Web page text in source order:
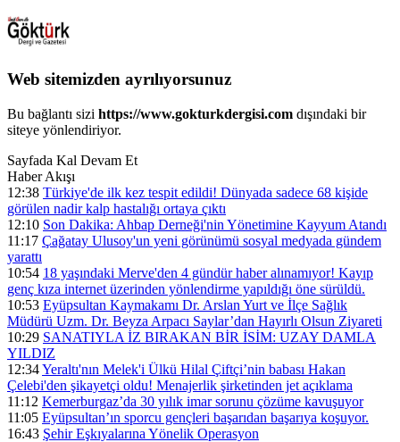
Web sitemizden ayrılıyorsunuz
Bu bağlantı sizi https://www.gokturkdergisi.com dışındaki bir
siteye yönlendiriyor.
Sayfada Kal Devam Et
Haber Akışı
12:38 Türkiye'de ilk kez tespit edildi! Dünyada sadece 68 kişide
görülen nadir kalp hastalığı ortaya çıktı
12:10 Son Dakika: Ahbap Derneği'nin Yönetimine Kayyum Atandı
11:17 Çağatay Ulusoy'un yeni görünümü sosyal medyada gündem
yarattı
10:54 18 yaşındaki Merve'den 4 gündür haber alınamıyor! Kayıp
genç kıza internet üzerinden yönlendirme yapıldığı öne sürüldü.
10:53 Eyüpsultan Kaymakamı Dr. Arslan Yurt ve İlçe Sağlık
Müdürü Uzm. Dr. Beyza Arpacı Saylar’dan Hayırlı Olsun Ziyareti
10:29 SANATIYLA İZ BIRAKAN BİR İSİM: UZAY DAMLA
YILDIZ
12:34Yeraltı'nın Melek'i Ülkü Hilal Çiftçi’nin babası Hakan
Çelebi'den şikayetçi oldu! Menajerlik şirketinden jet açıklama
11:12 Kemerburgaz’da 30 yılık imar sorunu çözüme kavuşuyor
11:05 Eyüpsultan’ın sporcu gençleri başarıdan başarıya koşuyor.
16:43 Şehir Eşkıyalarına Yönelik Operasyon